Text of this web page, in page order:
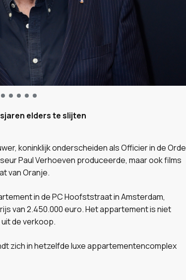
elders te slijten
koninklijk onderscheiden als Officier in de Orde
Paul Verhoeven produceerde, maar ook films
van Oranje.
in de PC Hoofststraat in Amsterdam,
van 2.450.000 euro. Het appartement is niet
de verkoop.
zich in hetzelfde luxe appartementencomplex